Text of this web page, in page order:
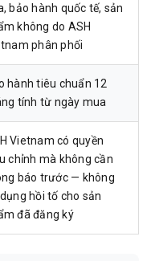
bảo hành quốc tế, sản
không do ASH
phân phối
hành tiêu chuẩn 12
tính từ ngày mua
Vietnam có quyền
chỉnh mà không cần
báo trước — không
hồi tố cho sản
đã đăng ký